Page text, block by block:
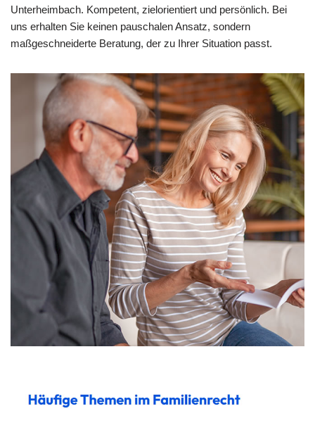
Unterheimbach. Kompetent, zielorientiert und persönlich. Bei
uns erhalten Sie keinen pauschalen Ansatz, sondern
maßgeschneiderte Beratung, der zu Ihrer Situation passt.